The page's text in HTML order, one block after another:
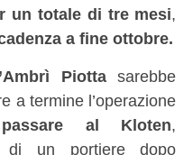
un totale di tre mesi,
a fine ottobre.
Piottasarebbe
a termine l’operazione
al Kloten,
di un portiere dopo